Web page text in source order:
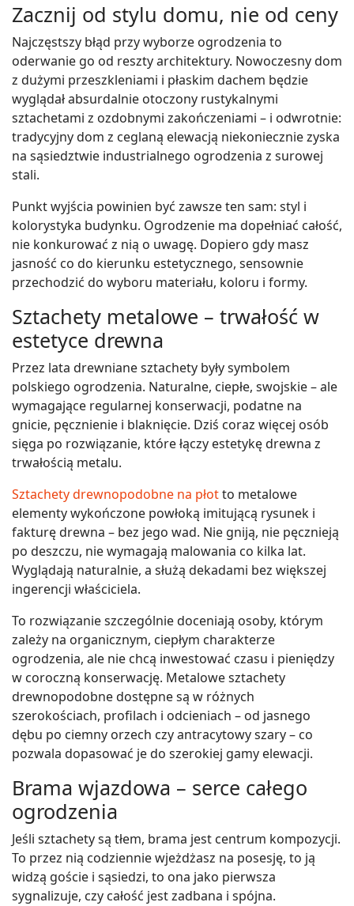
Zacznij od stylu domu, nie od ceny
Najczęstszy błąd przy wyborze ogrodzenia to
oderwanie go od reszty architektury. Nowoczesny dom
z dużymi przeszkleniami i płaskim dachem będzie
wyglądał absurdalnie otoczony rustykalnymi
sztachetami z ozdobnymi zakończeniami – i odwrotnie:
tradycyjny dom z ceglaną elewacją niekoniecznie zyska
na sąsiedztwie industrialnego ogrodzenia z surowej
stali.
Punkt wyjścia powinien być zawsze ten sam: styl i
kolorystyka budynku. Ogrodzenie ma dopełniać całość,
nie konkurować z nią o uwagę. Dopiero gdy masz
jasność co do kierunku estetycznego, sensownie
przechodzić do wyboru materiału, koloru i formy.
Sztachety metalowe – trwałość w
estetyce drewna
Przez lata drewniane sztachety były symbolem
polskiego ogrodzenia. Naturalne, ciepłe, swojskie – ale
wymagające regularnej konserwacji, podatne na
gnicie, pęcznienie i blaknięcie. Dziś coraz więcej osób
sięga po rozwiązanie, które łączy estetykę drewna z
trwałością metalu.
Sztachety drewnopodobne na płotto metalowe
elementy wykończone powłoką imitującą rysunek i
fakturę drewna – bez jego wad. Nie gniją, nie pęcznieją
po deszczu, nie wymagają malowania co kilka lat.
Wyglądają naturalnie, a służą dekadami bez większej
ingerencji właściciela.
To rozwiązanie szczególnie doceniają osoby, którym
zależy na organicznym, ciepłym charakterze
ogrodzenia, ale nie chcą inwestować czasu i pieniędzy
w coroczną konserwację. Metalowe sztachety
drewnopodobne dostępne są w różnych
szerokościach, profilach i odcieniach – od jasnego
dębu po ciemny orzech czy antracytowy szary – co
pozwala dopasować je do szerokiej gamy elewacji.
Brama wjazdowa – serce całego
ogrodzenia
Jeśli sztachety są tłem, brama jest centrum kompozycji.
To przez nią codziennie wjeżdżasz na posesję, to ją
widzą goście i sąsiedzi, to ona jako pierwsza
sygnalizuje, czy całość jest zadbana i spójna.